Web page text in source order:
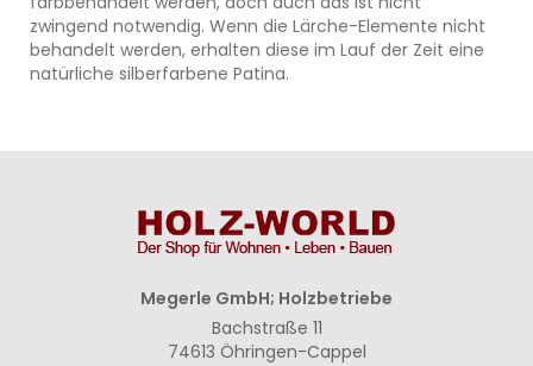
zwingend notwendig. Wenn die Lärche-Elemente nicht
behandelt werden, erhalten diese im Lauf der Zeit eine
natürliche silberfarbene Patina.
Megerle GmbH; Holzbetriebe
Bachstraße 11
74613 Öhringen-Cappel